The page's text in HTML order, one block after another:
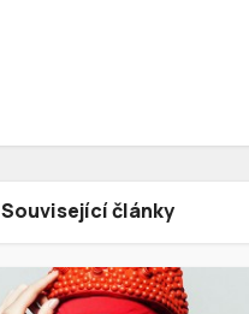
Související články